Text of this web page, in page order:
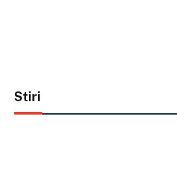
Stiri